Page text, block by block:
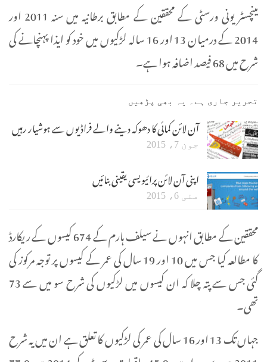
مینچسٹر یونی ورسٹی کے محققین کے مطابق برطانیہ میں سنہ 2011 اور
2014 کے درمیان 13 اور 16 سالہ لڑکیوں میں خود کو ایذا پہنچانے کی
شرح میں 68 فیصد اضافہ ہوا ہے۔
تحریر جاری ہے۔ یہ بھی پڑھیں
آن لائن کمائی کا دھوکہ دینے والے فراڈیوں سے ہوشیار رہیں
جون 7، 2015
اپنی آن لائن پرائیویسی یقینی بنائیں
مئی 6، 2015
محققین کے مطابق انہوں نے سیلف ہارم کے 674 کیسوں کے ریکارڈ
کا مطالعہ کیا جس میں 10 اور 19 سال کی عمر کے کیسوں پر توجہ مرکوز کی
گئی جس سے پتہ چلا کہ ان کیسوں میں لڑکیوں کی شرح سو میں سے 73
تھی۔
جہاں تک 13 اور 16 سال کی عمر کی لڑکیوں کا تعلق ہے ان میں یہ شرح